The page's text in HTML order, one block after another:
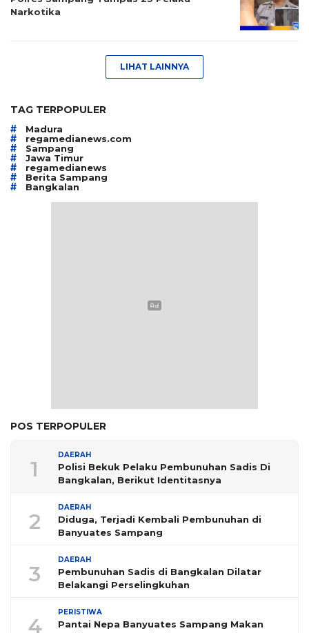
Narkotika
LIHAT LAINNYA
TAG TERPOPULER
# Madura
# regamedianews.com
# Sampang
# Jawa Timur
# regamedianews
# Berita Sampang
# Bangkalan
POS TERPOPULER
1
DAERAH
Polisi Bekuk Pelaku Pembunuhan Sadis Di
Bangkalan, Berikut Identitasnya
2
DAERAH
Diduga, Terjadi Kembali Pembunuhan di
Banyuates Sampang
3
DAERAH
Pembunuhan Sadis di Bangkalan Dilatar
Belakangi Perselingkuhan
4
PERISTIWA
Pantai Nepa Banyuates Sampang Makan